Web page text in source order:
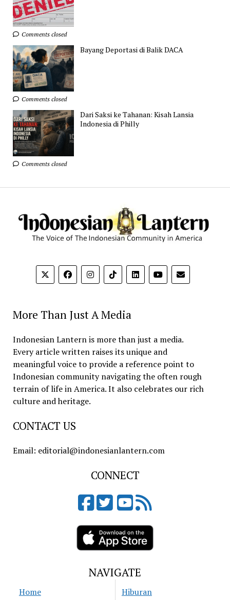
Comments closed
Bayang Deportasi di Balik DACA
Comments closed
Dari Saksi ke Tahanan: Kisah Lansia
Indonesia di Philly
Comments closed
More Than Just A Media
Indonesian Lantern is more than just a media.
Every article written raises its unique and
meaningful voice to provide a reference point to
Indonesian community navigating the often rough
terrain of life in America. It also celebrates our rich
culture and heritage.
CONTACT US
Email: editorial@indonesianlantern.com
CONNECT
NAVIGATE
Home
Hiburan